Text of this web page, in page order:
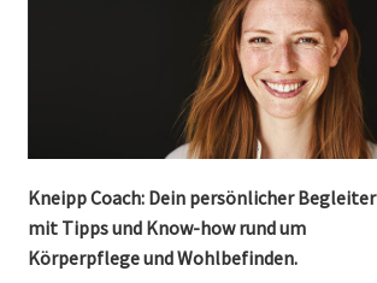
Kneipp Coach: Dein persönlicher Begleiter
mit Tipps und Know-how rund um
Körperpflege und Wohlbefinden.